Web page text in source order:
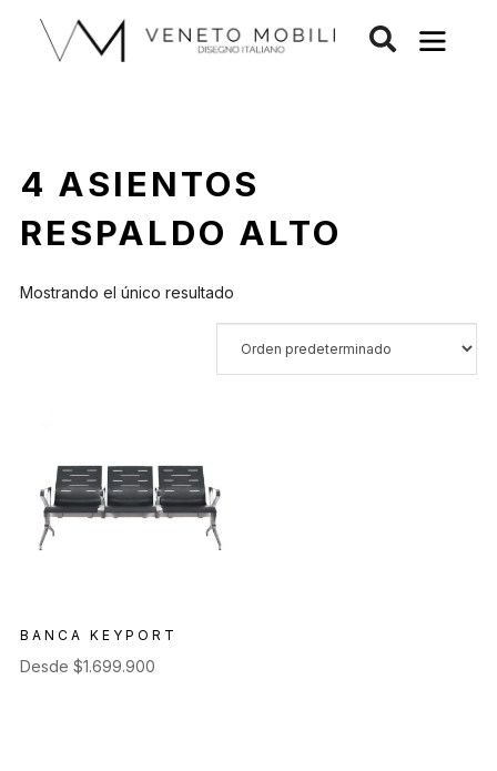
contenido
4 ASIENTOS
RESPALDO ALTO
Mostrando el único resultado
BANCA KEYPORT
Desde $1.699.900